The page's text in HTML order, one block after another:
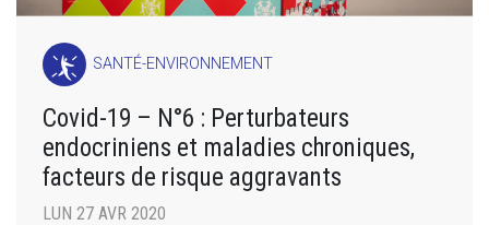
SANTÉ-ENVIRONNEMENT
Covid-19 – N°6 : Perturbateurs
endocriniens et maladies chroniques,
facteurs de risque aggravants
LUN 27 AVR 2020